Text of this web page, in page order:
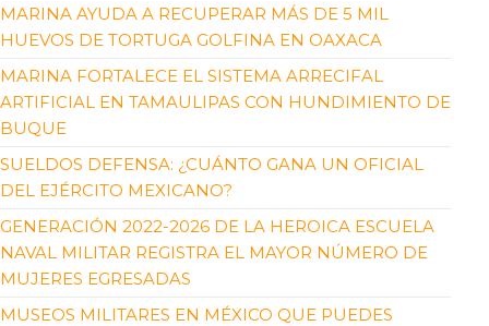
MARINA AYUDA A RECUPERAR MÁS DE 5 MIL
HUEVOS DE TORTUGA GOLFINA EN OAXACA
MARINA FORTALECE EL SISTEMA ARRECIFAL
ARTIFICIAL EN TAMAULIPAS CON HUNDIMIENTO DE
BUQUE
SUELDOS DEFENSA: ¿CUÁNTO GANA UN OFICIAL
DEL EJÉRCITO MEXICANO?
GENERACIÓN 2022-2026 DE LA HEROICA ESCUELA
NAVAL MILITAR REGISTRA EL MAYOR NÚMERO DE
MUJERES EGRESADAS
MUSEOS MILITARES EN MÉXICO QUE PUEDES